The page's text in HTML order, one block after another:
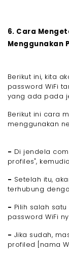
6. Cara
Menggunakan
Berikut ini, kita
password WiFi
yang ada pada
Berikut ini cara
menggunakan
- Di jendela
profiles",
- Setelah itu,
terhubung
- Pilih salah
password WiFi
- Jika sudah,
profiled [nama